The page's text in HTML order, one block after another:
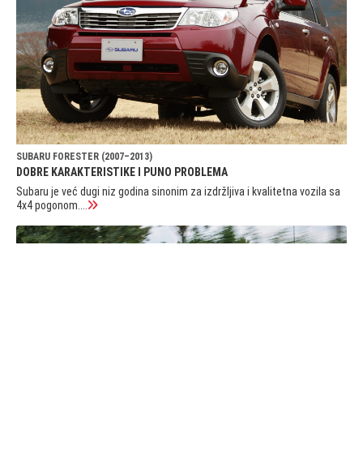
SUBARU FORESTER (2007–2013)
DOBRE KARAKTERISTIKE I PUNO PROBLEMA
Subaru je već dugi niz godina sinonim za izdržljiva i kvalitetna vozila sa
4x4 pogonom....